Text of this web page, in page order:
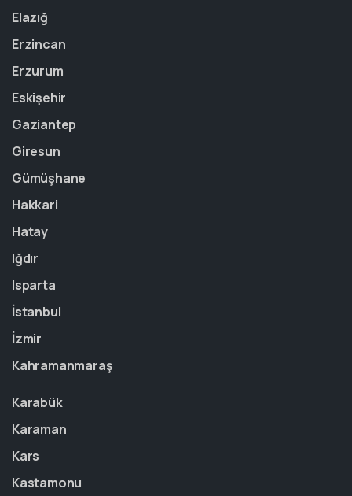
Elazığ
Erzincan
Erzurum
Eskişehir
Gaziantep
Giresun
Gümüşhane
Hakkari
Hatay
Iğdır
Isparta
İstanbul
İzmir
Kahramanmaraş
Karabük
Karaman
Kars
Kastamonu